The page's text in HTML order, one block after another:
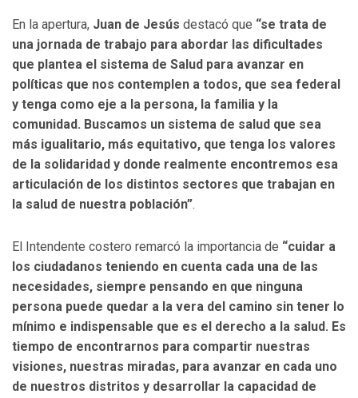
En la apertura, Juan de Jesús destacó que “se trata de
una jornada de trabajo para abordar las dificultades
que plantea el sistema de Salud para avanzar en
políticas que nos contemplen a todos, que sea federal
y tenga como eje a la persona, la familia y la
comunidad. Buscamos un sistema de salud que sea
más igualitario, más equitativo, que tenga los valores
de la solidaridad y donde realmente encontremos esa
articulación de los distintos sectores que trabajan en
la salud de nuestra población”.
El Intendente costero remarcó la importancia de “cuidar a
los ciudadanos teniendo en cuenta cada una de las
necesidades, siempre pensando en que ninguna
persona puede quedar a la vera del camino sin tener lo
mínimo e indispensable que es el derecho a la salud. Es
tiempo de encontrarnos para compartir nuestras
visiones, nuestras miradas, para avanzar en cada uno
de nuestros distritos y desarrollar la capacidad de